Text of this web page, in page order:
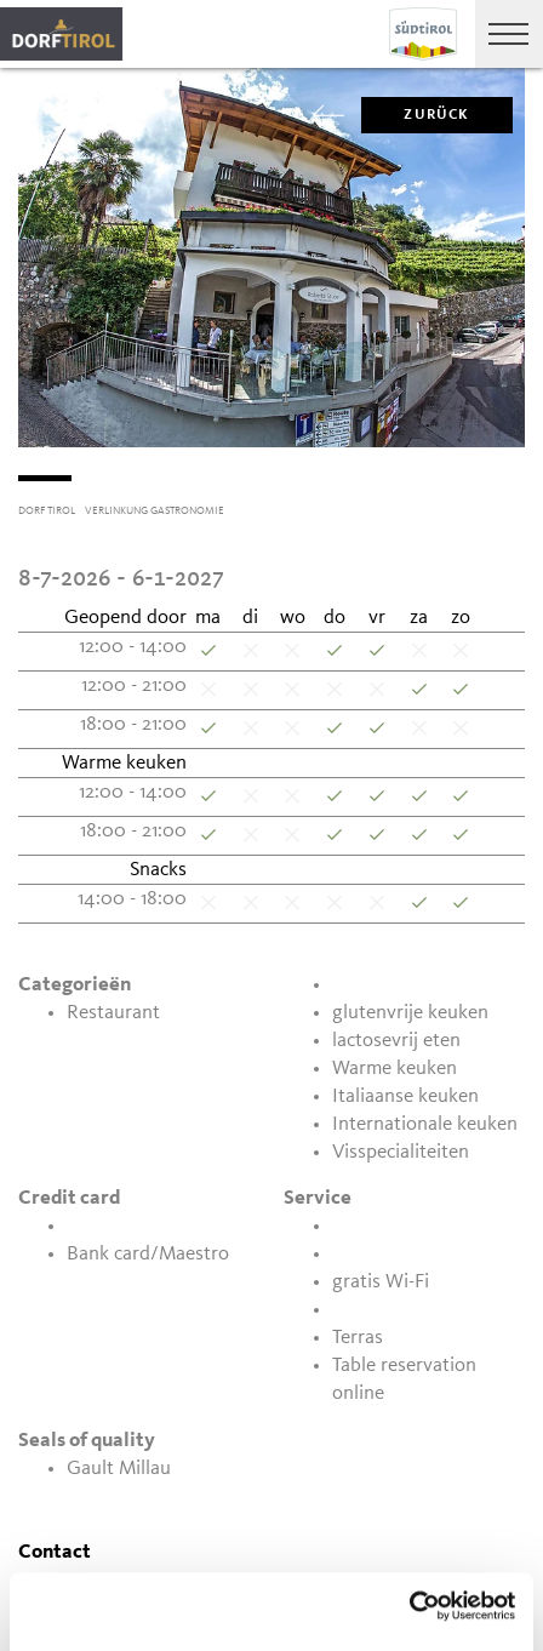
ZURÜCK
DORF TIROL VERLINKUNG GASTRONOMIE
8-7-2026 - 6-1-2027
Geopend door ma di wo do vr za
zo
12:00 - 14:00
12:00 - 21:00
18:00 - 21:00
Warme keuken
12:00 - 14:00
18:00 - 21:00
Snacks
14:00 - 18:00
Categorieën
Restaurant
glutenvrije keuken
lactosevrij eten
Warme keuken
Italiaanse keuken
Internationale keuken
Visspecialiteiten
Credit card
Bank card/Maestro
Service
gratis Wi-Fi
Terras
Table reservation
online
Seals of quality
Gault Millau
Contact